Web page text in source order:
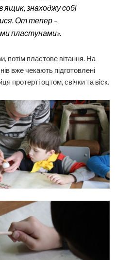
ящик, знаходжу собі
От тепер –
пластунами».
потім пластове вітання. На
вже чекають підготовлені
протерті оцтом, свічки та віск.